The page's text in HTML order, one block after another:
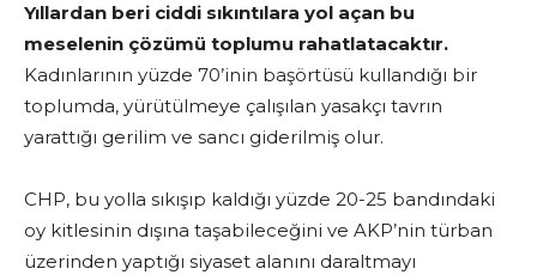
Yıllardan beri ciddi sıkıntılara yol açan bu
meselenin çözümü toplumu rahatlatacaktır.
Kadınlarının yüzde 70’inin başörtüsü kullandığı bir
toplumda, yürütülmeye çalışılan yasakçı tavrın
yarattığı gerilim ve sancı giderilmiş olur.
CHP, bu yolla sıkışıp kaldığı yüzde 20-25 bandındaki
oy kitlesinin dışına taşabileceğini ve AKP’nin türban
üzerinden yaptığı siyaset alanını daraltmayı